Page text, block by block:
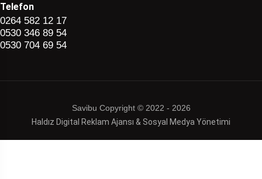
Telefon
0264 582 12 17
0530 346 89 54
0530 704 69 54
Savibu Copyright © 2022 - 2026
Haldız Digital Reklam Ajansı & Sosyal Medya Yönetimi